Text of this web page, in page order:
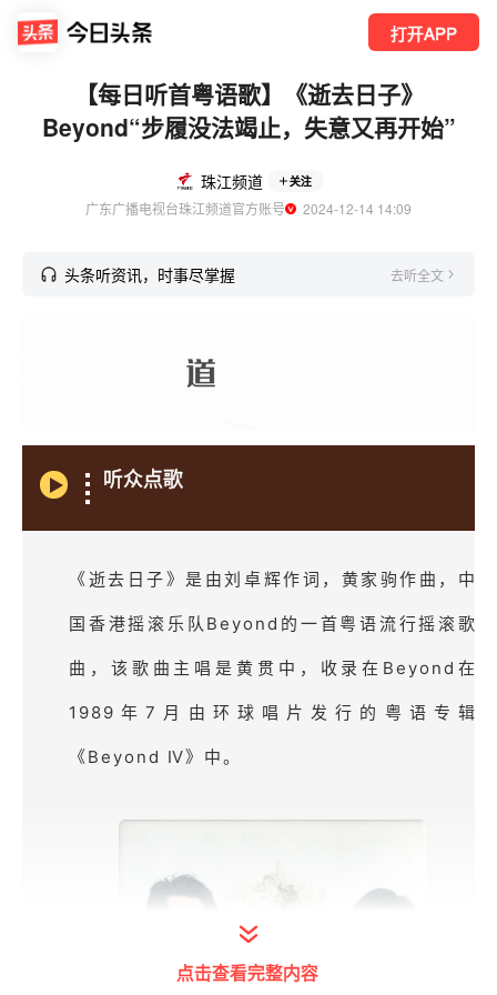
打开APP
【每日听首粤语歌】《逝去日子》
Beyond“步履没法竭止，失意又再开始”
珠江频道 关注
广东广播电视台珠江频道官方账号
  2024-12-14 14:09
头条听资讯，时事尽掌握 去听全文
听众点歌
《逝去日子》是由刘卓辉作词，黄家驹作曲，中
国香港摇滚乐队Beyond的一首粤语流行摇滚歌
曲，该歌曲主唱是黄贯中，收录在Beyond在
1989年7月由环球唱片发行的粤语专辑
《Beyond Ⅳ》中。
点击查看完整内容